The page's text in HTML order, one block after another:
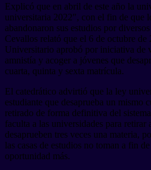
Explicó que en abril de este año la
universitaria 2022″, con el fin de que
abandonaron sus estudios por
Cevallos relató que el 6 de octubre de
Universitario aprobó por iniciativa de
amnistía y acoger a jóvenes que
cuarta, quinta y sexta matrícula.
El catedrático advirtió que la ley
estudiante que desaprueba un mismo
retirado de forma definitiva del
faculta a las universidades para retirar
desaprueben tres veces una materia,
las casas de estudios no toman a fin
oportunidad más.